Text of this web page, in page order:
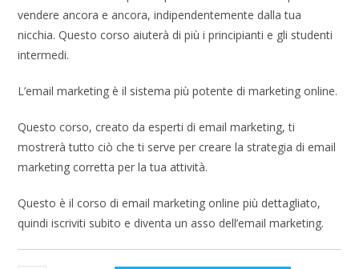
vendere ancora e ancora, indipendentemente dalla tua
nicchia. Questo corso aiuterà di più i principianti e gli studenti
intermedi.
L’email marketing è il sistema più potente di marketing online.
Questo corso, creato da esperti di email marketing, ti
mostrerà tutto ciò che ti serve per creare la strategia di email
marketing corretta per la tua attività.
Questo è il corso di email marketing online più dettagliato,
quindi iscriviti subito e diventa un asso dell’email marketing.